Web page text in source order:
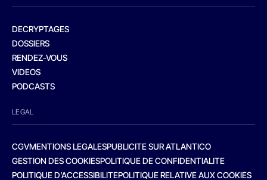
DECRYPTAGES
DOSSIERS
RENDEZ-VOUS
VIDEOS
PODCASTS
LEGAL
CGVMENTIONS LEGALESPUBLICITE SUR ATLANTICO
GESTION DES COOKIESPOLITIQUE DE CONFIDENTIALITE
POLITIQUE D’ACCESSIBILITEPOLITIQUE RELATIVE AUX COOKIES